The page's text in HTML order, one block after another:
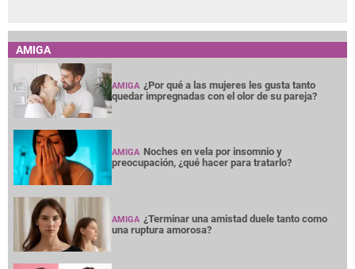
AMIGA
AMIGA ¿Por qué a las mujeres les gusta tanto
quedar impregnadas con el olor de su pareja?
AMIGA Noches en vela por insomnio y
preocupación, ¿qué hacer para tratarlo?
AMIGA ¿Terminar una amistad duele tanto como
una ruptura amorosa?